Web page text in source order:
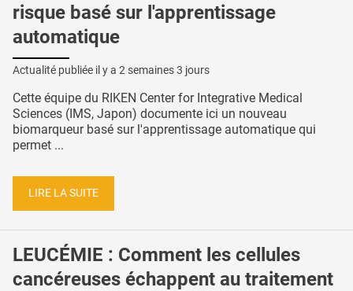
risque basé sur l'apprentissage
automatique
Actualité publiée il y a 2 semaines 3 jours
Cette équipe du RIKEN Center for Integrative Medical
Sciences (IMS, Japon) documente ici un nouveau
biomarqueur basé sur l'apprentissage automatique qui
permet ...
LIRE LA SUITE
LEUCÉMIE : Comment les cellules
cancéreuses échappent au traitement